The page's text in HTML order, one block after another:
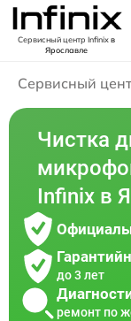
Сервисный центр Infinixв
Ярославле
Сервисный
Чистка
Infinix в
до 3 лет
ремонт по